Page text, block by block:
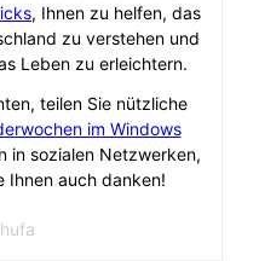
, Ihnen zu helfen, das
zu verstehen und
Leben zu erleichtern.
teilen Sie nützliche
im Windows
in sozialen Netzwerken,
Ihnen auch danken!